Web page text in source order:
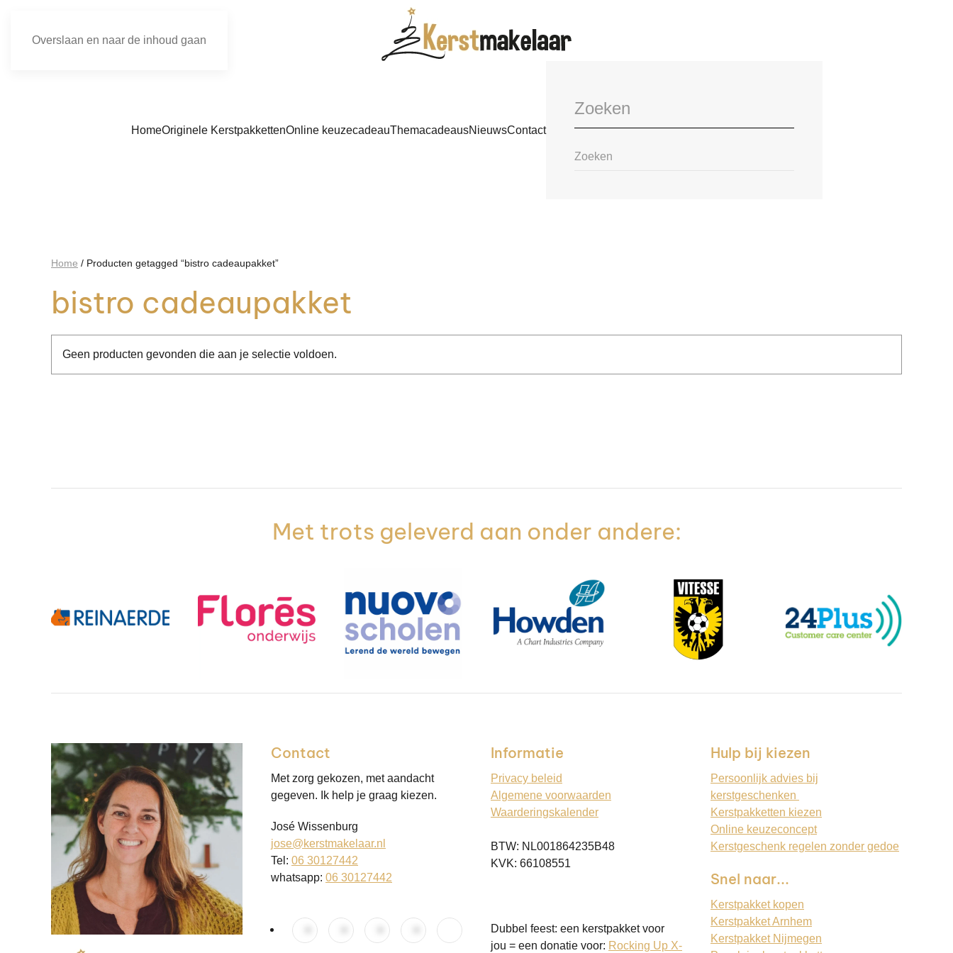
Overslaan en naar de inhoud gaan
HomeOriginele KerstpakkettenOnline keuzecadeauThemacadeausNieuwsContact
Home / Producten getagged “bistro cadeaupakket”
bistro cadeaupakket
Geen producten gevonden die aan je selectie voldoen.
Met trots geleverd aan onder andere:
Contact
Met zorg gekozen, met aandacht
gegeven. Ik help je graag kiezen.
José Wissenburg
jose@kerstmakelaar.nl
Tel: 06 30127442
whatsapp: 06 30127442
Informatie
Privacy beleid
Algemene voorwaarden
Waarderingskalender
BTW: NL001864235B48
KVK: 66108551
Dubbel feest: een kerstpakket voor
jou = een donatie voor: Rocking Up X-
Hulp bij kiezen
Persoonlijk advies bij
kerstgeschenken
Kerstpakketten kiezen
Online keuzeconcept
Kerstgeschenk regelen zonder gedoe
Snel naar...
Kerstpakket kopen
Kerstpakket Arnhem
Kerstpakket Nijmegen